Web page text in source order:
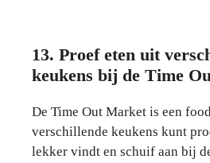
13. Proef eten uit
keukens bij de Time
De Time Out Market is een
verschillende keukens kunt
lekker vindt en schuif aan bij